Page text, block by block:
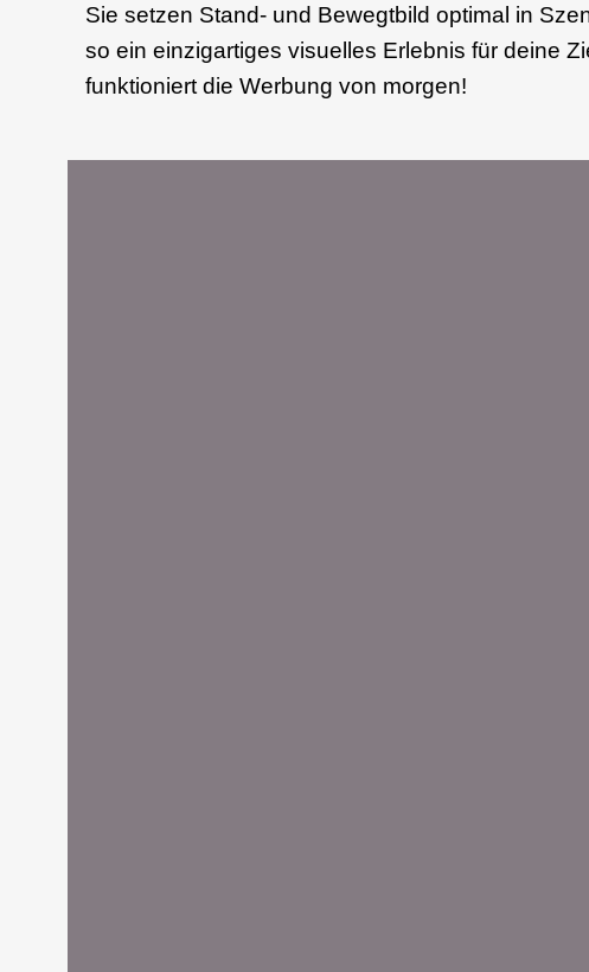
Sie setzen Stand- und Bewegtbild optimal in
so ein einzigartiges visuelles Erlebnis für deine
funktioniert die Werbung von morgen!